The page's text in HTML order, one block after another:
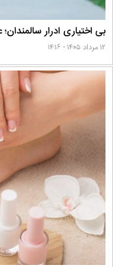
بی اختیاری ادرار
۱۲ مرداد ۱۴۰۵ - ۱۴:۱۶